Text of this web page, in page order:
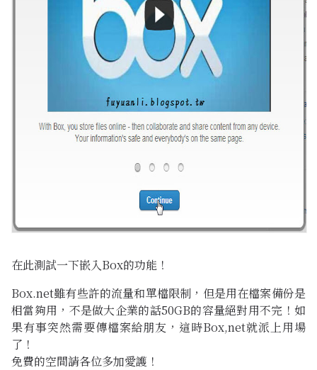
在此測試一下嵌入Box的功能！
Box.net雖有些許的流量和單檔限制，但是用在檔案備份是
相當夠用，不是做大企業的話50GB的容量絕對用不完！如
果有事突然需要傳檔案給朋友，這時Box,net就派上用場
了！
免費的空間請各位多加愛護！